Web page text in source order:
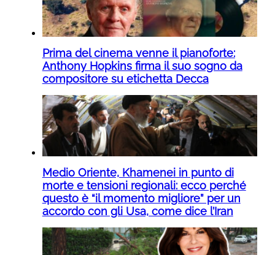
Prima del cinema venne il pianoforte:
Anthony Hopkins firma il suo sogno da
compositore su etichetta Decca
Medio Oriente, Khamenei in punto di
morte e tensioni regionali: ecco perché
questo è “il momento migliore” per un
accordo con gli Usa, come dice l’Iran